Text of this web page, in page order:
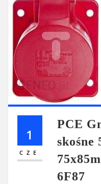
1
CZE
PCE
skośne
6F87